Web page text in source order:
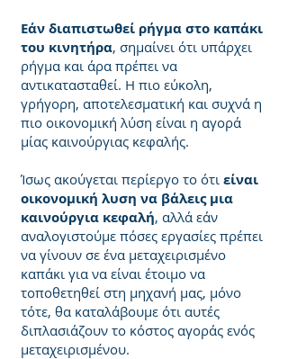
Εάν διαπιστωθεί ρήγμα στο καπάκι
του κινητήρα, σημαίνει ότι υπάρχει
ρήγμα και άρα πρέπει να
αντικατασταθεί. Η πιο εύκολη,
γρήγορη, αποτελεσματική και συχνά η
πιο οικονομική λύση είναι η αγορά
μίας καινούργιας κεφαλής.
Ίσως ακούγεται περίεργο το ότι είναι
οικονομική λυση να βάλεις μια
καινούργια κεφαλή, αλλά εάν
αναλογιστούμε πόσες εργασίες πρέπει
να γίνουν σε ένα μεταχειρισμένο
καπάκι για να είναι έτοιμο να
τοποθετηθεί στη μηχανή μας, μόνο
τότε, θα καταλάβουμε ότι αυτές
διπλασιάζουν το κόστος αγοράς ενός
μεταχειρισμένου.